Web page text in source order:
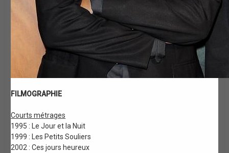
FILMOGRAPHIE
Courts métrages
1995 : Le Jour et la Nuit
1999 : Les Petits Souliers
2002 : Ces jours heureux